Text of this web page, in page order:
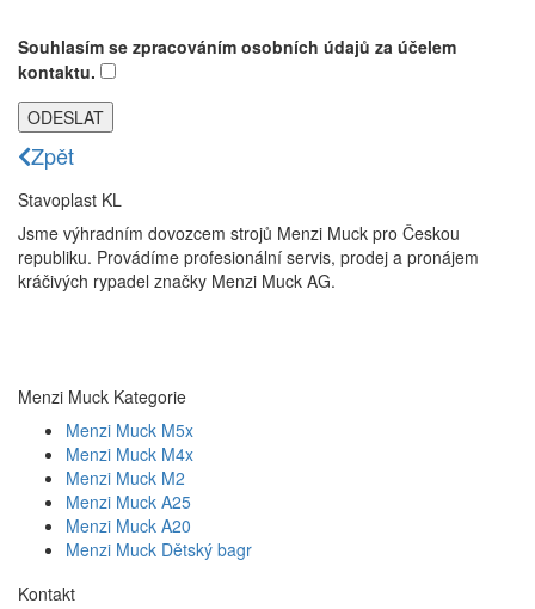
Souhlasím se zpracováním osobních údajů za účelem
kontaktu.
Zpět
Stavoplast KL
Jsme výhradním dovozcem strojů Menzi Muck pro Českou
republiku. Provádíme profesionální servis, prodej a pronájem
kráčivých rypadel značky Menzi Muck AG.
Menzi Muck Kategorie
Menzi Muck M5x
Menzi Muck M4x
Menzi Muck M2
Menzi Muck A25
Menzi Muck A20
Menzi Muck Dětský bagr
Kontakt